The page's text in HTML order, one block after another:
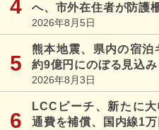
へ、市外在住者が防護
2026年8月5日
熊本地震、県内の宿泊
約9億円にのぼる見込み
2026年8月3日
LCCピーチ、新たに
通費を補償、国内線1